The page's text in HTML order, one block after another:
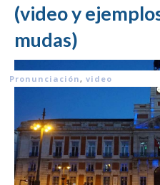
(video y
mudas)
Pronunciación, video